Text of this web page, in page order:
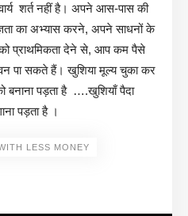
शर्त नहीं है। अपने आस-पास की
का अभ्यास करने, अपने साधनों के
प्राथमिकता देने से, आप कम पैसे
पा सकते हैं। खुशिया मूल्य चुका कर
बनाना पड़ता है ….खुशियाँ पैदा
पड़ता है ।
LESS MONEY